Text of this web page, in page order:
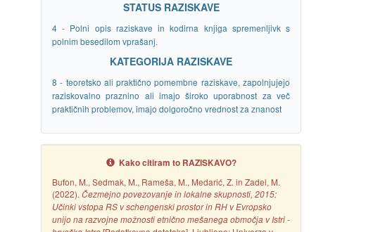
STATUS RAZISKAVE
4 - Polni opis raziskave in kodirna knjiga spremenljivk s
polnim besedilom vprašanj.
KATEGORIJA RAZISKAVE
8 - teoretsko ali praktično pomembne raziskave, zapolnjujejo
raziskovalno praznino ali imajo široko uporabnost za več
praktičnih problemov, imajo dolgoročno vrednost za znanost
Kako citiram to RAZISKAVO?
Bufon, M., Sedmak, M., Rameša, M., Medarić, Z. in Zadel, M.
(2022). Čezmejno povezovanje in lokalne skupnosti, 2015:
Učinki vstopa RS v schengenski prostor in RH v Evropsko
unijo na razvojne možnosti etnično mešanega območja v Istri -